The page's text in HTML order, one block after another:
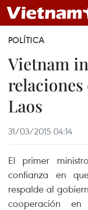
POLÍTICA
Vietnam
Laos
31/03/2015 04:14
El primer
confianza en
respalde al
cooperación